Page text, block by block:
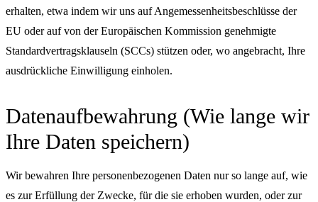
erhalten, etwa indem wir uns auf Angemessenheitsbeschlüsse der
EU oder auf von der Europäischen Kommission genehmigte
Standardvertragsklauseln (SCCs) stützen oder, wo angebracht, Ihre
ausdrückliche Einwilligung einholen.
Datenaufbewahrung (Wie lange wir
Ihre Daten speichern)
Wir bewahren Ihre personenbezogenen Daten nur so lange auf, wie
es zur Erfüllung der Zwecke, für die sie erhoben wurden, oder zur